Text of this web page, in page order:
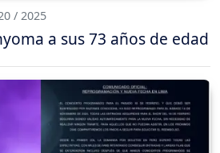
/ 2025
a sus 73 años de edad